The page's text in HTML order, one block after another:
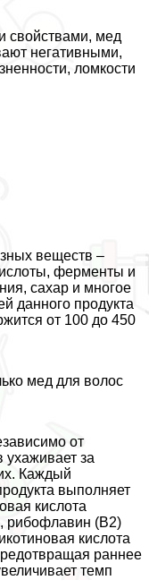
свойствами, мед
негативными,
ломкости
веществ –
ферменты и
сахар и многое
данного продукта
от 100 до 450
мед для волос
от
ухаживает за
Каждый
выполняет
кислота
рибофлавин (B2)
кислота
раннее
темп